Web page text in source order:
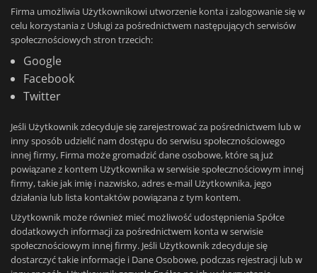
Firma umożliwia Użytkownikowi utworzenie konta i zalogowanie się w
celu korzystania z Usługi za pośrednictwem następujących serwisów
społecznościowych stron trzecich:
Google
Facebook
Twitter
Jeśli Użytkownik zdecyduje się zarejestrować za pośrednictwem lub w
inny sposób udzielić nam dostępu do serwisu społecznościowego
innej firmy, Firma może gromadzić dane osobowe, które są już
powiązane z kontem Użytkownika w serwisie społecznościowym innej
firmy, takie jak imię i nazwisko, adres e-mail Użytkownika, jego
działania lub lista kontaktów powiązana z tym kontem.
Użytkownik może również mieć możliwość udostępnienia Spółce
dodatkowych informacji za pośrednictwem konta w serwisie
społecznościowym innej firmy. Jeśli Użytkownik zdecyduje się
dostarczyć takie informacje i Dane Osobowe, podczas rejestracji lub w